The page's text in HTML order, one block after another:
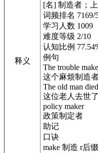
释义
[名] 制造者；
词频排名 7169/
学习人数 1009
难度等级 2/10
认知比例
例句
The trouble
这个麻烦制造
The old man
这位老人去世
policy maker
政策制定者
助记
口诀
make 制造 r后